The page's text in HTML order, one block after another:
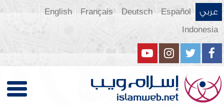
عربي Español
Deutsch
Français
English
Indonesia